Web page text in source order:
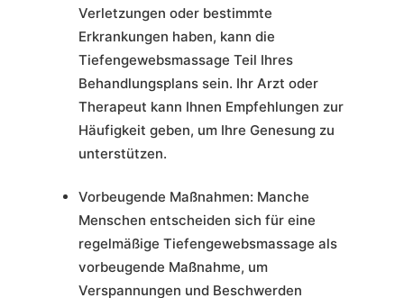
Verletzungen oder bestimmte
Erkrankungen haben, kann die
Tiefengewebsmassage Teil Ihres
Behandlungsplans sein. Ihr Arzt oder
Therapeut kann Ihnen Empfehlungen zur
Häufigkeit geben, um Ihre Genesung zu
unterstützen.
Vorbeugende Maßnahmen: Manche
Menschen entscheiden sich für eine
regelmäßige Tiefengewebsmassage als
vorbeugende Maßnahme, um
Verspannungen und Beschwerden